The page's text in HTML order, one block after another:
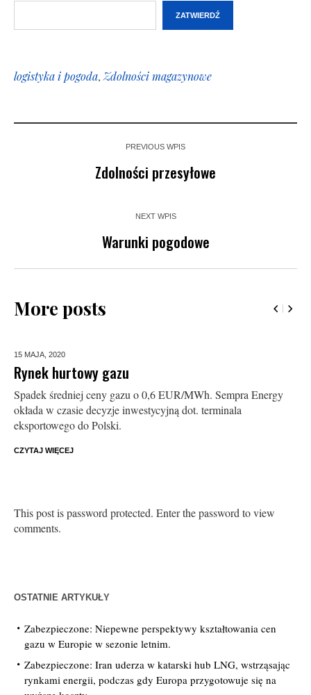
logistyka i pogoda,Zdolności magazynowe
PREVIOUS WPIS
Zdolności przesyłowe
NEXT WPIS
Warunki pogodowe
More posts
15 MAJA, 2020
Rynek hurtowy gazu
Spadek średniej ceny gazu o 0,6 EUR/MWh. Sempra Energy
okłada w czasie decyzje inwestycyjną dot. terminala
eksportowego do Polski.
CZYTAJ WIĘCEJ
This post is password protected. Enter the password to view
comments.
OSTATNIE ARTYKUŁY
Zabezpieczone: Niepewne perspektywy kształtowania cen
gazu w Europie w sezonie letnim.
Zabezpieczone: Iran uderza w katarski hub LNG, wstrząsając
rynkami energii, podczas gdy Europa przygotowuje się na